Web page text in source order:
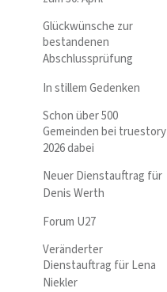
Glückwünsche zur
bestandenen
Abschlussprüfung
In stillem Gedenken
Schon über 500
Gemeinden bei truestory
2026 dabei
Neuer Dienstauftrag für
Denis Werth
Forum U27
Veränderter
Dienstauftrag für Lena
Niekler